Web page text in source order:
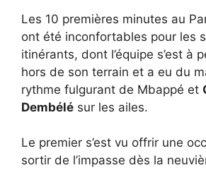
Les 10 premières minutes au
ont été inconfortables pour les
itinérants, dont l’équipe s’est à
hors de son terrain et a eu du
rythme fulgurant de Mbappé et
Dembélé sur les ailes.
Le premier s’est vu offrir une
sortir de l’impasse dès la